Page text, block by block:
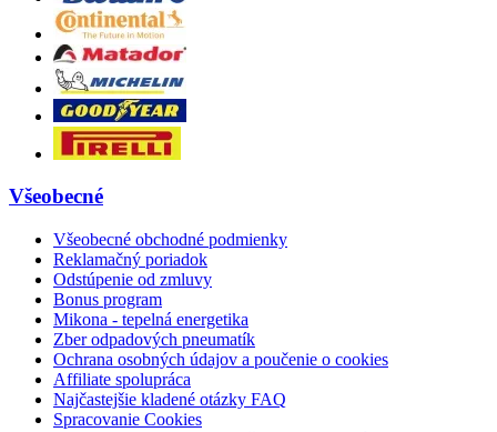
Všeobecné
Všeobecné obchodné podmienky
Reklamačný poriadok
Odstúpenie od zmluvy
Bonus program
Mikona - tepelná energetika
Zber odpadových pneumatík
Ochrana osobných údajov a poučenie o cookies
Affiliate spolupráca
Najčastejšie kladené otázky FAQ
Spracovanie Cookies